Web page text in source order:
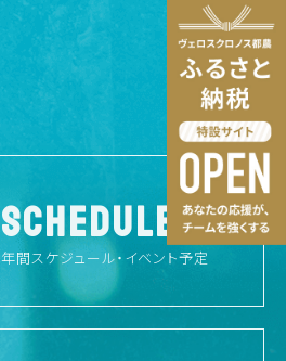
SCHEDULE
年間スケジュール・イベント予定